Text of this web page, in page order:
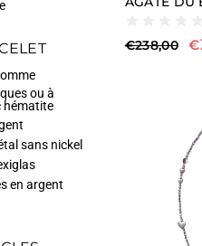
ou à
hématite
sans nickel
en argent
€238,00 €